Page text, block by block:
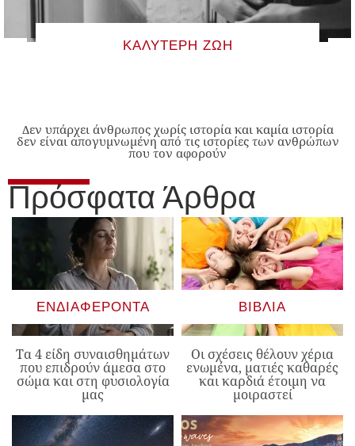
ΚΑΛΎΤΕΡΗ ΖΩΉ
Δεν υπάρχει άνθρωπος χωρίς ιστορία και καμία ιστορία
δεν είναι απογυμνωμένη από τις ιστορίες των ανθρώπων
που τον αφορούν
Πρόσφατα Άρθρα
ΕΝΔΙΑΦΈΡΟΝΤΑ
Τα 4 είδη συναισθημάτων
που επιδρούν άμεσα στο
σώμα και στη φυσιολογία
μας
ΒΙΒΛΊΑ
Οι σχέσεις θέλουν χέρια
ενωμένα, ματιές καθαρές
και καρδιά έτοιμη να
μοιραστεί